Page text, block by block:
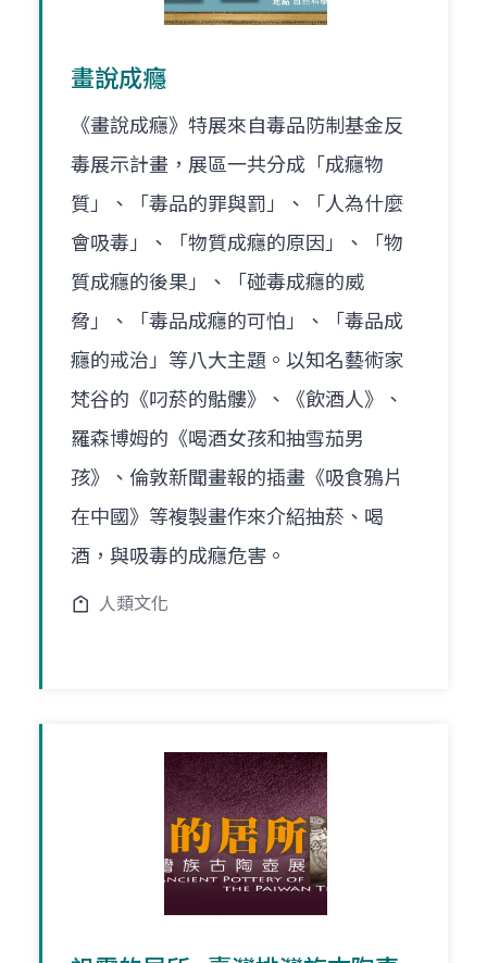
畫說成癮
《畫說成癮》特展來自毒品防制基金反
毒展示計畫，展區一共分成「成癮物
質」、「毒品的罪與罰」、「人為什麼
會吸毒」、「物質成癮的原因」、「物
質成癮的後果」、「碰毒成癮的威
脅」、「毒品成癮的可怕」、「毒品成
癮的戒治」等八大主題。以知名藝術家
梵谷的《叼菸的骷髏》、《飲酒人》、
羅森博姆的《喝酒女孩和抽雪茄男
孩》、倫敦新聞畫報的插畫《吸食鴉片
在中國》等複製畫作來介紹抽菸、喝
酒，與吸毒的成癮危害。
人類文化